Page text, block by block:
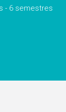
- 6 semestres